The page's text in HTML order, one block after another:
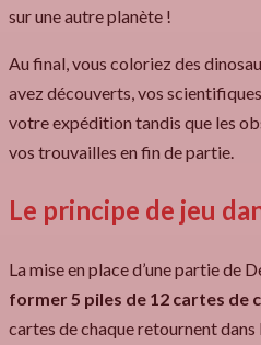
sur une autre planète !
Au final, vous coloriez des
avez découverts, vos
votre expédition tandis que les
vos trouvailles en fin de partie.
Le principe de jeu
La mise en place d’une partie de
former 5 piles de 12 cartes de
cartes de chaque retournent